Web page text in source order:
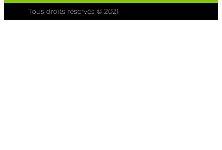
Tous droits réservés © 2021